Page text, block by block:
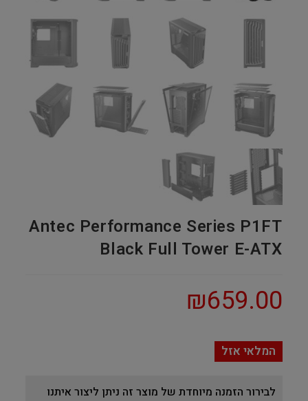
Antec Performance Series P1FT
Black Full Tower E-ATX
₪659.00
המלאי אזל
לבירור הזמנה מיוחדת של מוצר זה ניתן ליצור איתנו